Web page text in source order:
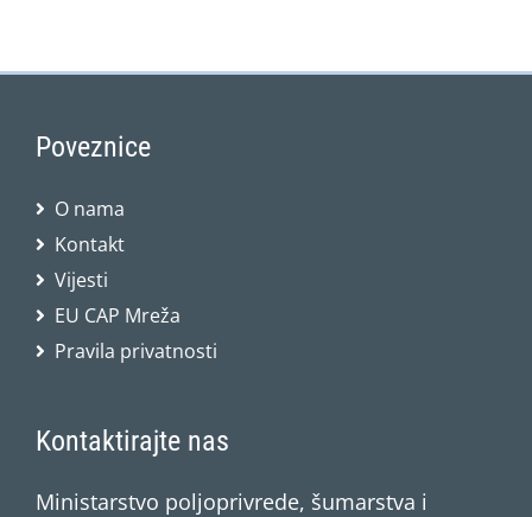
Poveznice
O nama
Kontakt
Vijesti
EU CAP Mreža
Pravila privatnosti
Kontaktirajte nas
Ministarstvo poljoprivrede, šumarstva i